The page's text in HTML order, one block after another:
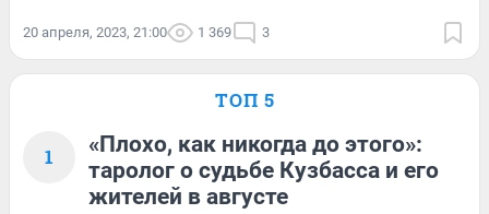
20 апреля, 2023, 21:00 1 369 3
ТОП 5
1
«Плохо, как никогда до этого»:
таролог о судьбе Кузбасса и его
жителей в августе